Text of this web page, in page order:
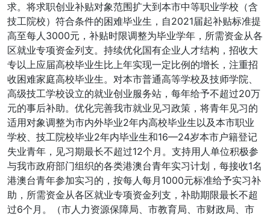
求。将求职创业补贴对象范围扩大到本市中等职业学校（含
技工院校）符合条件的困难毕业生，自2021届起补贴标准提
高至每人3000元，补贴时限调整为毕业学年，所需资金从各
区就业专项资金列支。持续优化国有企业人才结构，招收大
专以上应届高校毕业生比上年实现一定比例的增长，注重招
收困难家庭高校毕业生。对本市普通高等学校及技师学院、
高级技工学校设立的就业创业服务站，每年给予不超过20万
元的事后补助。优化完善我市就业见习政策，将青年见习的
适用对象调整为市内外毕业2年内高校毕业生以及本市职业
学校、技工院校毕业2年内毕业生和16—24岁本市户籍登记
失业青年，见习期最长不超过12个月。支持用人单位积极参
与我市政府部门组织的各类港澳台青年实习计划，每接收1名
港澳台青年参加实习的，按每人每月1000元标准给予实习补
助，所需资金从各区就业专项资金列支，补助期限最长不超
过6个月。（市人力资源保障局、市教育局、市财政局、市